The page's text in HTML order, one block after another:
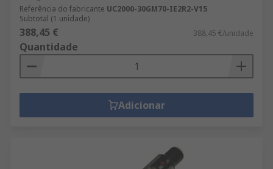
Referência do fabricante UC2000-30GM70-IE2R2-V15
Subtotal (1 unidade)
388,45 € 388,45 €/unidade
Quantidade
Adicionar